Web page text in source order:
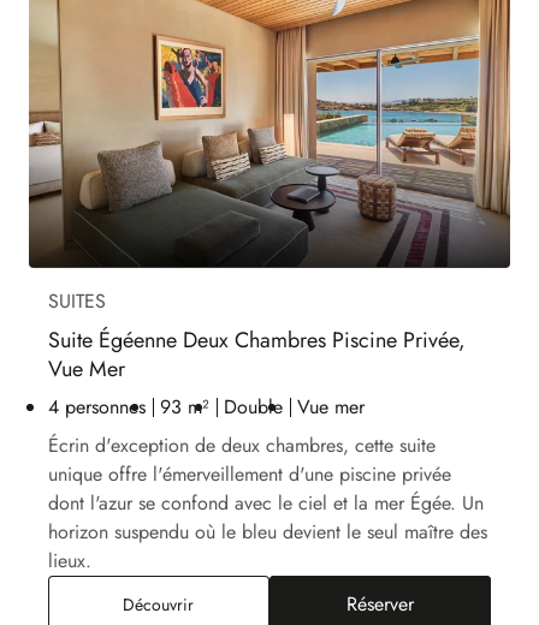
SUITES
Suite Égéenne Deux Chambres Piscine Privée,
Vue Mer
4 personnes 93 m² Double Vue mer
Écrin d'exception de deux chambres, cette suite
unique offre l'émerveillement d'une piscine privée
dont l'azur se confond avec le ciel et la mer Égée. Un
horizon suspendu où le bleu devient le seul maître des
lieux.
DécouvrirSuite Égéenne Deux Chambres Piscine Privée,
Réserver